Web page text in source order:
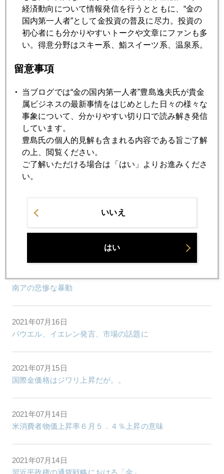
滲む
2021年07月28日
2021年07月27日
７月相場は前座、ＦＯＭＣ挟み８月からが本番
2021年07月26日
やはり「金の威力」発揮
2021年07月20日
南アの悲惨な暴動
2021年07月16日
パウエル、イエレン発言、市場の話題に
2021年07月15日
国際金価格はジワリ上昇だが。。
2021年07月14日
米消費者物価上昇率６月５．４％上昇の意味
2021年07月14日
経済動向について情報発信を行うとともに、“金の
国内第一人者”として金投資の普及に尽力。投資の
初心者にも分かりやすいトークや文章にファンも多
い。得意分野はスキー系、鮨スイーツ系、温泉系。
留意事項
当ブログでは“金の国内第一人者”豊島逸夫氏が貴金
属ビジネスの最新事情をはじめとした日々の様々な
事象について、分かりやすい切り口で読み解き発信
しています。
豊島氏の個人的見解も含まれる内容である旨ご了解
の上、閲覧ください。
ご了解いただける場合は「はい」よりお進みくださ
い。
いいえ
はい